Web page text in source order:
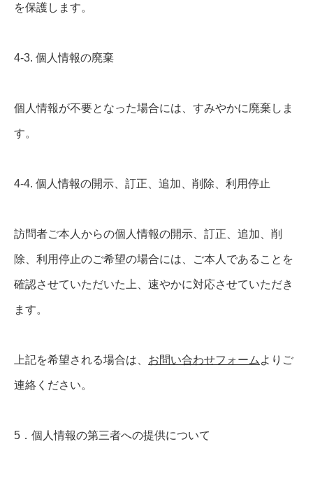
を保護します。
4-3. 個人情報の廃棄
個人情報が不要となった場合には、すみやかに廃棄しま
す。
4-4. 個人情報の開示、訂正、追加、削除、利用停止
訪問者ご本人からの個人情報の開示、訂正、追加、削
除、利用停止のご希望の場合には、ご本人であることを
確認させていただいた上、速やかに対応させていただき
ます。
上記を希望される場合は、 お問い合わせフォーム よりご
連絡ください。
5．個人情報の第三者への提供について